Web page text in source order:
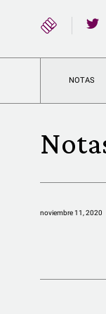
NOTAS
noviembre 11, 2020